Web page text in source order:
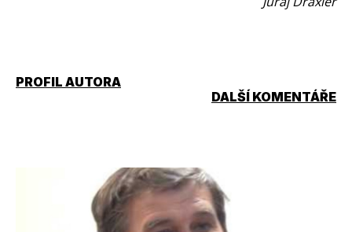
PROFIL AUTORA
DALŠÍ KOMENTÁŘE